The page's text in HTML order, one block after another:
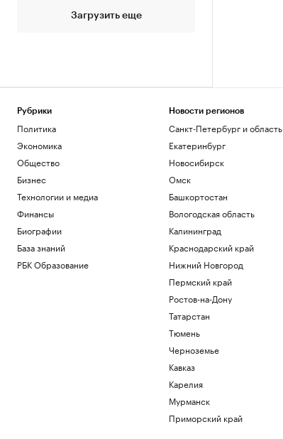
Загрузить еще
Рубрики
Политика
Экономика
Общество
Бизнес
Технологии и медиа
Финансы
Биографии
База знаний
РБК Образование
Новости регионов
Санкт-Петербург и область
Екатеринбург
Новосибирск
Омск
Башкортостан
Вологодская область
Калининград
Краснодарский край
Нижний Новгород
Пермский край
Ростов-на-Дону
Татарстан
Тюмень
Черноземье
Кавказ
Карелия
Мурманск
Приморский край